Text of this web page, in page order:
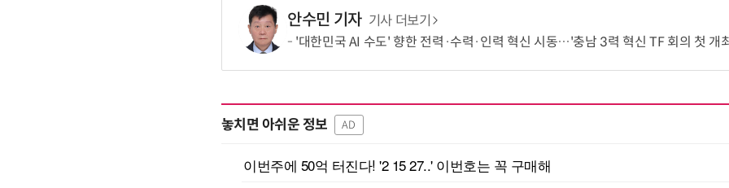
안수민 기자 기사 더보기
'대한민국 AI 수도' 향한 전력·수력·인력 혁신 시동…'충남 3력 혁신 TF 회의 첫 개최
놓치면 아쉬운 정보 AD